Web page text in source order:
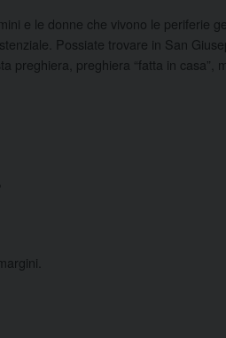
e le donne che vivono le periferie
Possiate trovare in San
preghiera, preghiera “fatta in casa”,